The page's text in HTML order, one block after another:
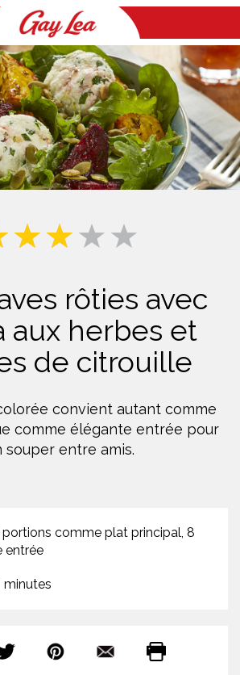
rôties avec
aux herbes et
de citrouille
convient autant comme
comme élégante entrée pour
souper entre amis.
portions comme plat principal, 8
entrée
minutes